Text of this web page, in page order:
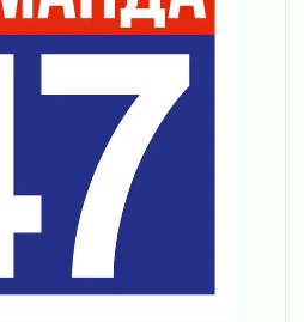
производительность